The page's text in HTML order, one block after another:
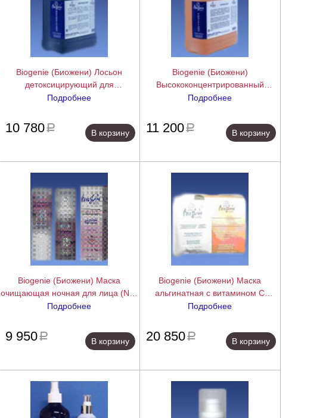
Biogenie (Биожени) Лосьон
детоксицирующий для
эффективного очищения кожи
Подробнее
10 780a
В корзину
Biogenie (Биожени)
Высококонцентрированный
питательный лосьон
Подробнее
11 200a
В корзину
Biogenie (Биожени) Маска
очищающая ночная для лица (Nuit
Purifiant), 200 мл
Подробнее
9 950a
В корзину
Biogenie (Биожени) Маска
альгинатная с витамином С
(Masque Alginate Vitamine C), 1000
Подробнее
20 850a
В корзину